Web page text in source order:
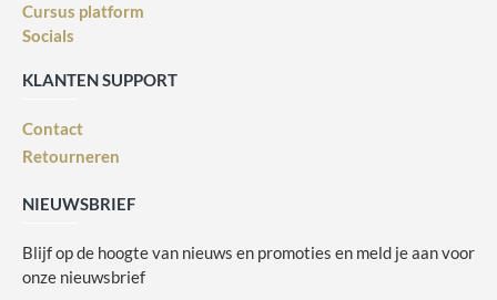
Cursus platform
Socials
KLANTEN SUPPORT
Contact
Retourneren
NIEUWSBRIEF
Blijf op de hoogte van nieuws en promoties en meld je aan voor
onze nieuwsbrief